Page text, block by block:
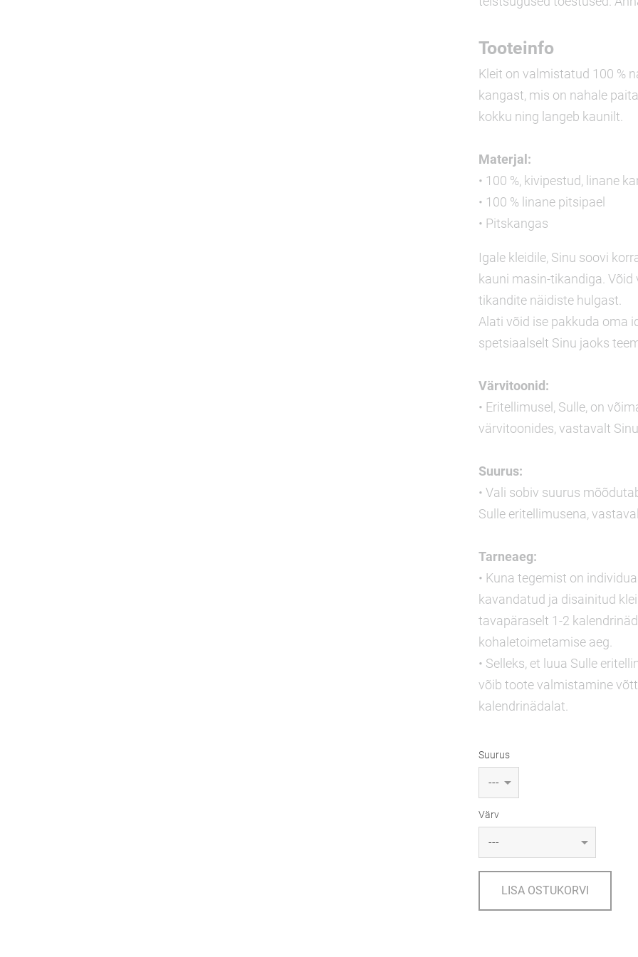
Tooteinfo
Kleit on valmistatud 100 %
kangast, mis on nahale
kokku ning langeb kaunilt.
Materjal:
• 100 %, kivipestud, linane
• 100 % linane pitsipael
• Pitskangas
Igale kleidile, Sinu soovi
kauni masin-tikandiga.
tikandite näidiste hulgast.
Alati võid ise pakkuda oma
spetsiaalselt Sinu jaoks
Värvitoonid:
• Eritellimusel, Sulle, on
värvitoonides, vastavalt
Suurus:
• Vali sobiv suurus
Sulle eritellimusena,
Tarneaeg:
• Kuna tegemist on
kavandatud ja disainitud
tavapäraselt 1-2
kohaletoimetamise aeg.
• Selleks, et luua Sulle
võib toote valmistamine
kalendrinädalat.
Suurus
Värv
LISA OSTUKORVI